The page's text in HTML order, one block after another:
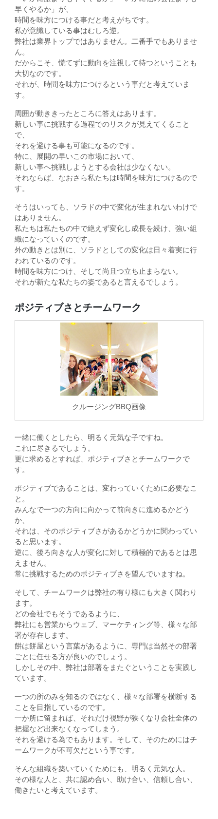
早くやるか」が、
時間を味方につける事だと考えがちです。
私が意識している事はむしろ逆。
弊社は業界トップではありません。二番手でもありませ
ん。
だからこそ、慌てずに動向を注視して待つということも
大切なのです。
それが、時間を味方につけるという事だと考えていま
す。
周囲が動ききったところに答えはあります。
新しい事に挑戦する過程でのリスクが見えてくること
で、
それを避ける事も可能になるのです。
特に、展開の早いこの市場において、
新しい事へ挑戦しようとする会社は少なくない。
それならば、なおさら私たちは時間を味方につけるので
す。
そうはいっても、ソラドの中で変化が生まれないわけで
はありません。
私たちは私たちの中で絶えず変化し成長を続け、強い組
織になっていくのです。
外の動きとは別に、ソラドとしての変化は日々着実に行
われているのです。
時間を味方につけ、そして尚且つ立ち止まらない。
それが新たな私たちの姿であると言えるでしょう。
ポジティブさとチームワーク
クルージングBBQ画像
一緒に働くとしたら、明るく元気な子ですね。
これに尽きるでしょう。
更に求めるとすれば、ポジティブさとチームワークで
す。
ポジティブであることは、変わっていくために必要なこ
と。
みんなで一つの方向に向かって前向きに進めるかどう
か、
それは、そのポジティブさがあるかどうかに関わってい
ると思います。
逆に、後ろ向きな人が変化に対して積極的であるとは思
えません。
常に挑戦するためのポジティブさを望んでいますね。
そして、チームワークは弊社の有り様にも大きく関わり
ます。
どの会社でもそうであるように、
弊社にも営業からウェブ、マーケティング等、様々な部
署が存在します。
餅は餅屋という言葉があるように、専門は当然その部署
ごとに任せる方が良いのでしょう。
しかしその中、弊社は部署をまたぐということを実践し
ています。
一つの所のみを知るのではなく、様々な部署を横断する
ことを目指しているのです。
一か所に留まれば、それだけ視野が狭くなり会社全体の
把握など出来なくなってしまう。
それを避ける為でもあります。そして、そのためにはチ
ームワークが不可欠だという事です。
そんな組織を築いていくためにも、明るく元気な人。
その様な人と、共に認め合い、助け合い、信頼し合い、
働きたいと考えています。